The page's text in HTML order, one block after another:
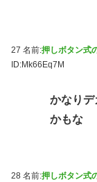
27 名前:押しボタン式
ID:Mk66Eq7M
かなりデ
かもな
28 名前:押しボタン式